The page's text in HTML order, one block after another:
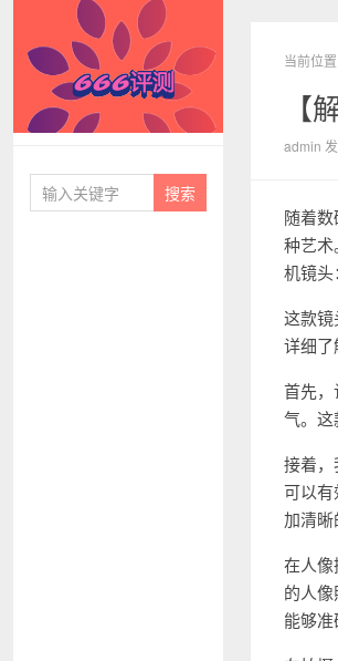
当前位置
【
admin
随着
种艺
机镜头
这款
详细了
首先，
气。这
接着
可以
加清晰
在人
的人
能够准